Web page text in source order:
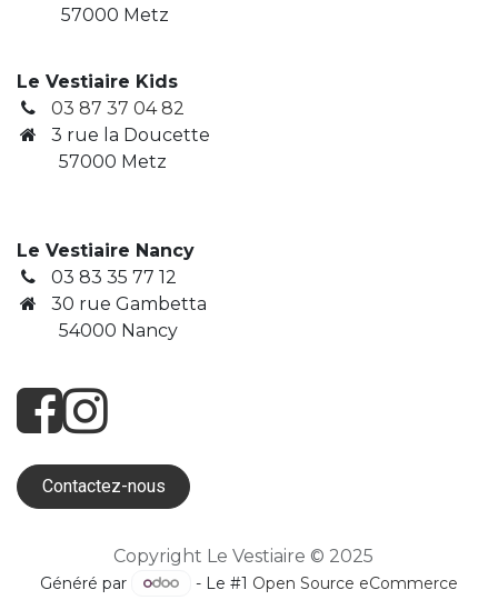
57000 Metz
Le Vestiaire Kids
03 87 37 04 82
3 rue la Doucette
​ 57000 Metz
Le Vestiaire Nancy
03 83 35 77 12
30 rue Gambetta
​ 54000 Nancy
Contactez-nous
Copyright Le Vestiaire © 2025
Généré par - Le #1 Open Source eCommerce